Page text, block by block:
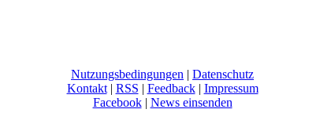
Nutzungsbedingungen | Datenschutz
Kontakt| RSS | Feedback| Impressum
Facebook| News einsenden